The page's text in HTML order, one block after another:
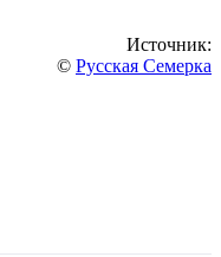
Источник:
© Русская Семерка